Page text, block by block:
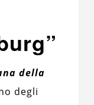
della
degli